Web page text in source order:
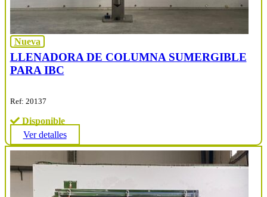
Nueva
LLENADORA DE COLUMNA SUMERGIBLE
PARA IBC
Ref: 20137
Disponible
Ver detalles